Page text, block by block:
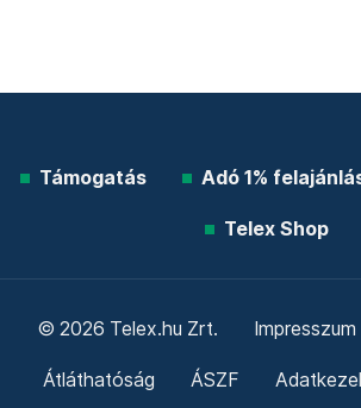
Támogatás Adó 1%
Telex Shop
© 2026 Telex.hu Zrt. Impresszum
Átláthatóság ÁSZF